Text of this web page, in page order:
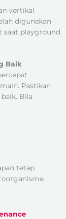
vertikal
digunakan
saat playground
Baik
Pastikan
Bila
tetap